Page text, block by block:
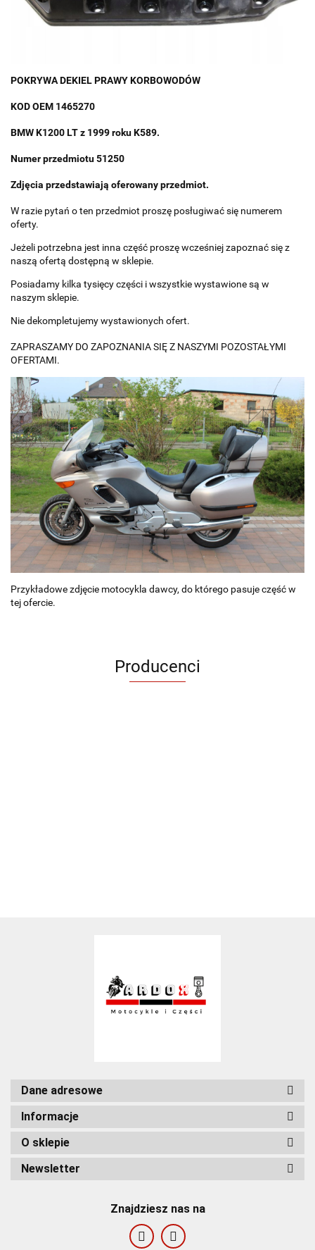
POKRYWA DEKIEL PRAWY KORBOWODÓW
KOD OEM 1465270
BMW K1200 LT z 1999 roku K589.
Numer przedmiotu 51250
Zdjęcia przedstawiają oferowany przedmiot.
W razie pytań o ten przedmiot proszę posługiwać się numerem
oferty.
Jeżeli potrzebna jest inna część proszę wcześniej zapoznać się z
naszą ofertą dostępną w sklepie.
Posiadamy kilka tysięcy części i wszystkie wystawione są w
naszym sklepie.
Nie dekompletujemy wystawionych ofert.
ZAPRASZAMY DO ZAPOZNANIA SIĘ Z NASZYMI POZOSTAŁYMI
OFERTAMI.
Przykładowe zdjęcie motocykla dawcy, do którego pasuje część w
tej ofercie.
Producenci
Dane adresowe
Informacje
O sklepie
Newsletter
Znajdziesz nas na